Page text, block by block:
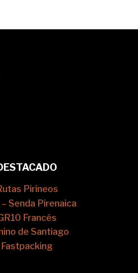
Pirineos
– Senda Pirenaica
Francés
de Santiago
Fastpacking